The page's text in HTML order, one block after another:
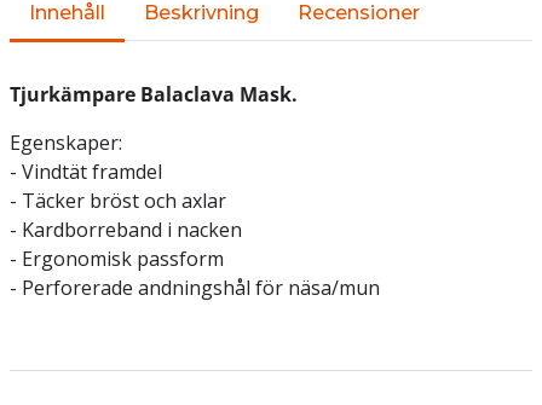
Innehåll Beskrivning Recensioner
Tjurkämpare Balaclava Mask.
Egenskaper:
- Vindtät framdel
- Täcker bröst och axlar
- Kardborreband i nacken
- Ergonomisk passform
- Perforerade andningshål för näsa/mun